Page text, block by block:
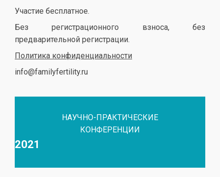
Участие бесплатное.
Без регистрационного взноса, без
предварительной регистрации.
Политика конфиденциальности
info@familyfertility.ru
НАУЧНО-ПРАКТИЧЕСКИЕ
КОНФЕРЕНЦИИ
2021